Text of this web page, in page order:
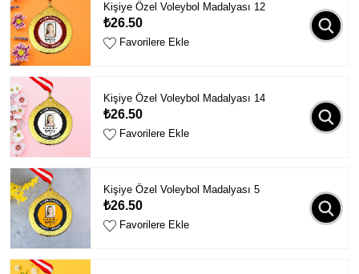
Kişiye Özel Voleybol Madalyası 12
₺26.50
Favorilere Ekle
Kişiye Özel Voleybol Madalyası 14
₺26.50
Favorilere Ekle
Kişiye Özel Voleybol Madalyası 5
₺26.50
Favorilere Ekle